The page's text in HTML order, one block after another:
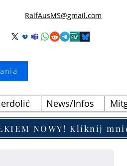
RalfAusMS@gmail.com
News/Infos
NOWY! Kliknij